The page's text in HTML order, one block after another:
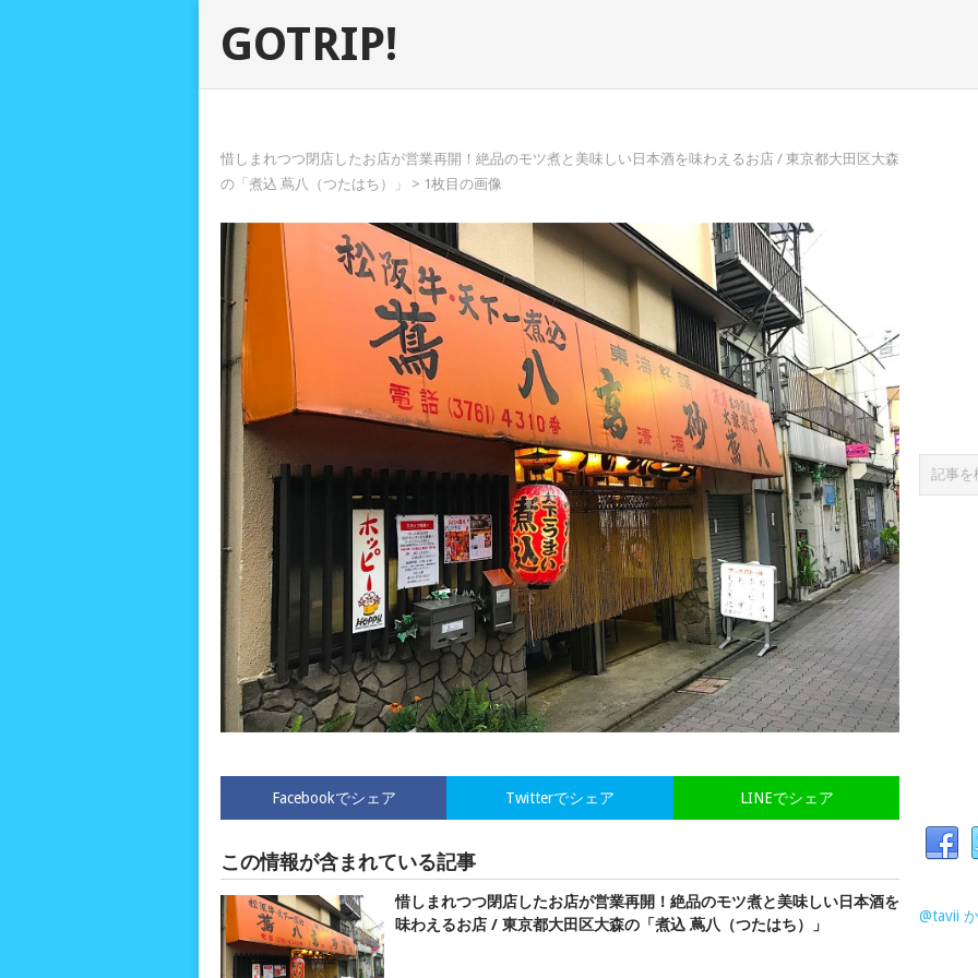
GOTRIP!
惜しまれつつ閉店したお店が営業再開！絶品のモツ煮と美味しい日本酒を味わえるお店 / 東京都大田区大森
の「煮込 蔦八（つたはち）」
> 1枚目の画像
Facebookでシェア LINEでシェア
Twitterでシェア
この情報が含まれている記事
惜しまれつつ閉店したお店が営業再開！絶品のモツ煮と美味しい日本酒を
味わえるお店 / 東京都大田区大森の「煮込 蔦八（つたはち）」
@tavii